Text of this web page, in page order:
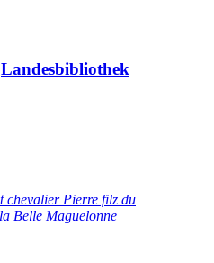
Landesbibliothek
chevalier Pierre filz du
Belle Maguelonne